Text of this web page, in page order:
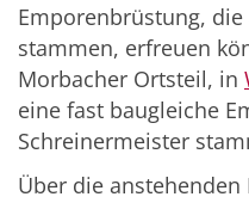
Emporenbrüstung,
stammen, erfreuen
Morbacher Ortsteil, in
eine fast baugleiche
Schreinermeister
Über die